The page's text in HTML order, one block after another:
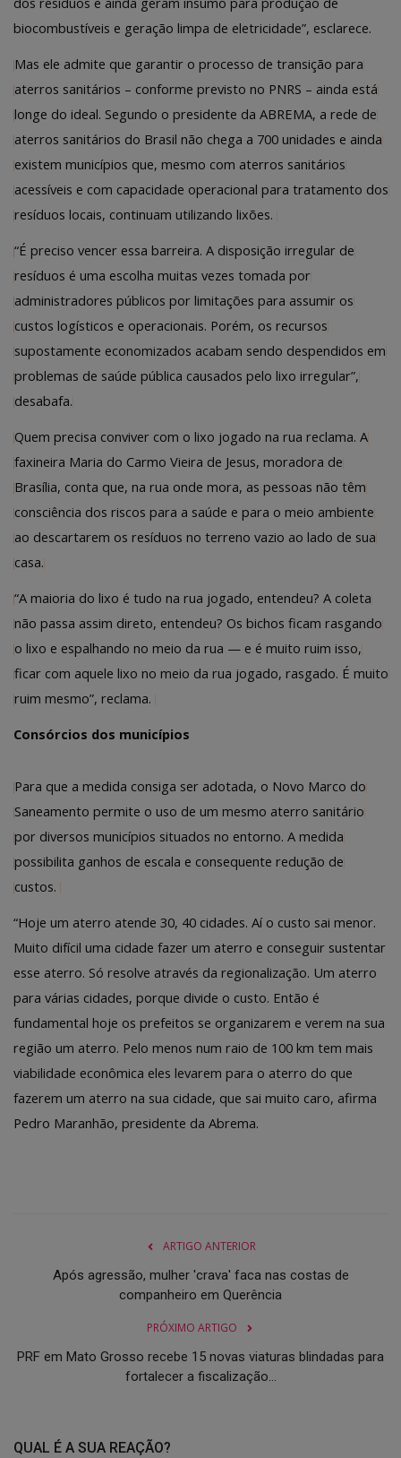
biocombustíveis e geração limpa de eletricidade”, esclarece.
Mas ele admite que garantir o processo de transição para
aterros sanitários – conforme previsto no PNRS – ainda está
longe do ideal. Segundo o presidente da ABREMA, a rede de
aterros sanitários do Brasil não chega a 700 unidades e ainda
existem municípios que, mesmo com aterros sanitários
acessíveis e com capacidade operacional para tratamento dos
resíduos locais, continuam utilizando lixões.
“É preciso vencer essa barreira. A disposição irregular de
resíduos é uma escolha muitas vezes tomada por
administradores públicos por limitações para assumir os
custos logísticos e operacionais. Porém, os recursos
supostamente economizados acabam sendo despendidos em
problemas de saúde pública causados pelo lixo irregular”,
desabafa.
Quem precisa conviver com o lixo jogado na rua reclama. A
faxineira Maria do Carmo Vieira de Jesus, moradora de
Brasília, conta que, na rua onde mora, as pessoas não têm
consciência dos riscos para a saúde e para o meio ambiente
ao descartarem os resíduos no terreno vazio ao lado de sua
casa.
“A maioria do lixo é tudo na rua jogado, entendeu? A coleta
não passa assim direto, entendeu? Os bichos ficam rasgando
o lixo e espalhando no meio da rua — e é muito ruim isso,
ficar com aquele lixo no meio da rua jogado, rasgado. É muito
ruim mesmo”, reclama.
Consórcios dos municípios
Para que a medida consiga ser adotada, o Novo Marco do
Saneamento permite o uso de um mesmo aterro sanitário
por diversos municípios situados no entorno. A medida
possibilita ganhos de escala e consequente redução de
custos.
“Hoje um aterro atende 30, 40 cidades. Aí o custo sai menor.
Muito difícil uma cidade fazer um aterro e conseguir sustentar
esse aterro. Só resolve através da regionalização. Um aterro
para várias cidades, porque divide o custo. Então é
fundamental hoje os prefeitos se organizarem e verem na sua
região um aterro. Pelo menos num raio de 100 km tem mais
viabilidade econômica eles levarem para o aterro do que
fazerem um aterro na sua cidade, que sai muito caro, afirma
Pedro Maranhão, presidente da Abrema.
ARTIGO ANTERIOR
Após agressão, mulher 'crava' faca nas costas de
companheiro em Querência
PRÓXIMO ARTIGO
PRF em Mato Grosso recebe 15 novas viaturas blindadas para
fortalecer a fiscalização...
QUAL É A SUA REAÇÃO?